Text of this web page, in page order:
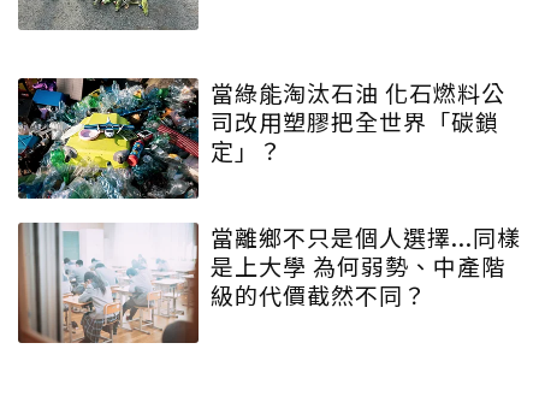
當綠能淘汰石油 化石燃料公
司改用塑膠把全世界「碳鎖
定」？
當離鄉不只是個人選擇...同樣
是上大學 為何弱勢、中產階
級的代價截然不同？